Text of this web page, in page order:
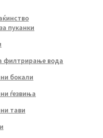
пуканки
филтрирање вода
бокали
ѓезвиња
тави